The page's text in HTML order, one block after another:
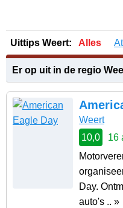
Uittips Weert: Alles
Er op uit in de regio
Weert
10,0
16
Day.
auto's .. »